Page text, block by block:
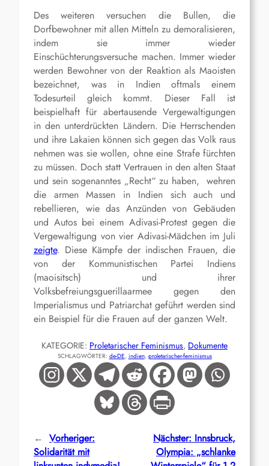
Des weiteren versuchen die Bullen, die
Dorfbewohner mit allen Mitteln zu demoralisieren,
indem sie immer wieder
Einschüchterungsversuche machen. Immer wieder
werden Bewohner von der Reaktion als Maoisten
bezeichnet, was in Indien oftmals einem
Todesurteil gleich kommt. Dieser Fall ist
beispielhaft für abertausende Vergewaltigungen
in den unterdrückten Ländern. Die Herrschenden
und ihre Lakaien können sich gegen das Volk raus
nehmen was sie wollen, ohne eine Strafe fürchten
zu müssen. Doch statt Vertrauen in den alten Staat
und sein sogenanntes „Recht“ zu haben, wehren
die armen Massen in Indien sich auch und
rebellieren, wie das Anzünden von Gebäuden
und Autos bei einem Adivasi-Protest gegen die
Vergewaltigung von vier Adivasi-Mädchen im Juli
zeigte. Diese Kämpfe der indischen Frauen, die
von der Kommunistischen Partei Indiens
(maoisitsch) und ihrer
Volksbefreiungsguerillaarmee gegen den
Imperialismus und Patriarchat geführt werden sind
ein Beispiel für die Frauen auf der ganzen Welt.
KATEGORIE: Proletarischer Feminismus, Dokumente
SCHLAGWÖRTER: de-DE, indien, proletarischer-feminismus
← Vorheriger:
Solidarität mit
Nächster: Innsbruck,
Olympia: „schlanke